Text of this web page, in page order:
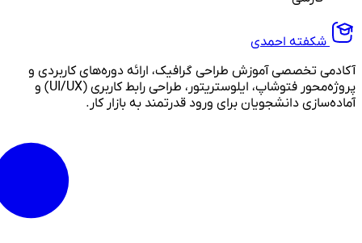
شکفته احمدی
آکادمی تخصصی آموزش طراحی گرافیک، ارائه دوره‌های کاربردی و
پروژه‌محور فتوشاپ، ایلوستریتور، طراحی رابط کاربری (UI/UX) و
آماده‌سازی دانشجویان برای ورود قدرتمند به بازار کار.